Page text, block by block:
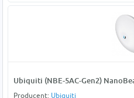
Ubiquiti (NBE-5AC-Gen2)
Producent: Ubiquiti